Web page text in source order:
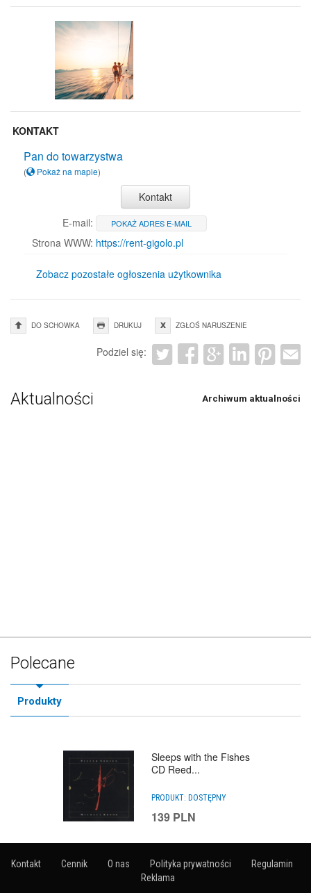
KONTAKT
Pan do towarzystwa
( Pokaż na mapie)
Kontakt
E-mail:
POKAŻ ADRES E-MAIL
Strona WWW: https://rent-gigolo.pl
Zobacz pozostałe ogłoszenia użytkownika
DO SCHOWKA DRUKUJ ZGŁOŚ NARUSZENIE
Podziel się:
Aktualności Archiwum aktualności
Polecane
Produkty
Sleeps with the Fishes
CD Reed...
PRODUKT: DOSTĘPNY
139 PLN
Kontakt Cennik O nas Polityka prywatności
Regulamin
Reklama